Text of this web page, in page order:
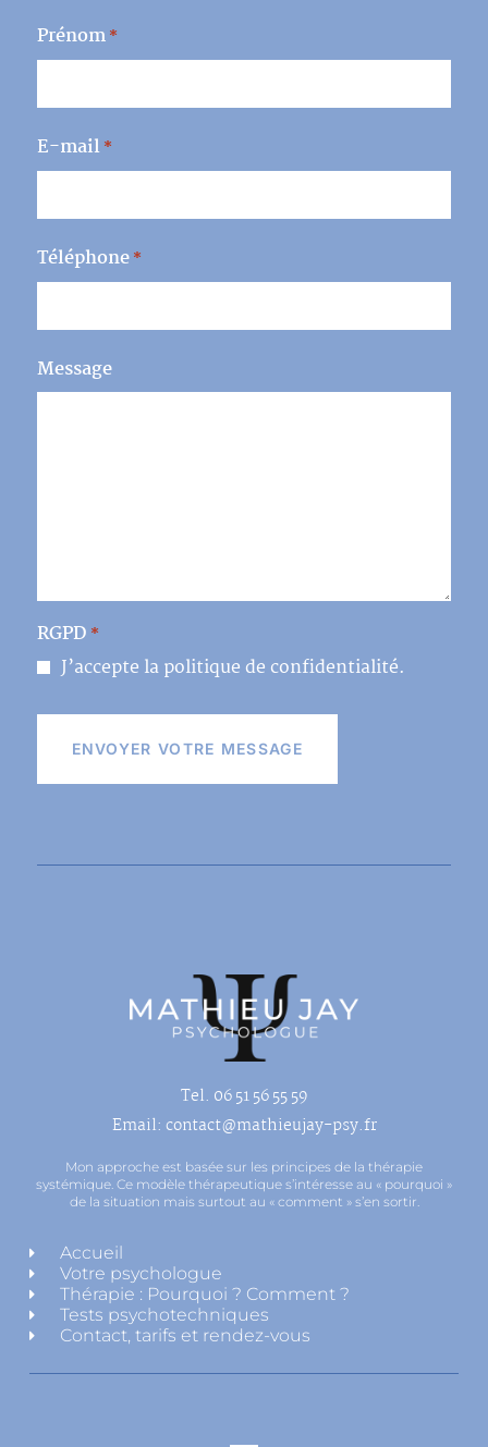
Prénom *
E-mail *
Téléphone *
Message
RGPD *
J’accepte la politique de confidentialité.
Tel. 06 51 56 55 59
Email: contact@mathieujay-psy.fr
Mon approche est basée sur les principes de la thérapie
systémique. Ce modèle thérapeutique s’intéresse au « pourquoi »
de la situation mais surtout au « comment » s’en sortir.
Accueil
Votre psychologue
Thérapie : Pourquoi ? Comment ?
Tests psychotechniques
Contact, tarifs et rendez-vous